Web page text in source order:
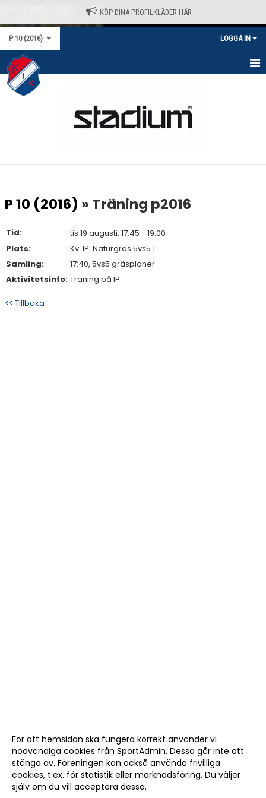
KÖP DINA PROFILKLÄDER HÄR
P 10 (2016) LOGGA IN
HEM
BILDGALLERI
KONTAKT
P 10 (2016) » Träning p2016
Tid:
tis 19 augusti, 17:45 - 19:00
Plats:
Kv. IP: Naturgräs 5vs5 1
Samling:
17:40, 5vs5 gräsplaner
Aktivitetsinfo: Träning på IP
<< Tillbaka
För att hemsidan ska fungera korrekt använder vi
nödvändiga cookies från SportAdmin. Dessa går inte att
stänga av. Föreningen kan också använda frivilliga
cookies, t.ex. för statistik eller marknadsföring. Du väljer
själv om du vill acceptera dessa.